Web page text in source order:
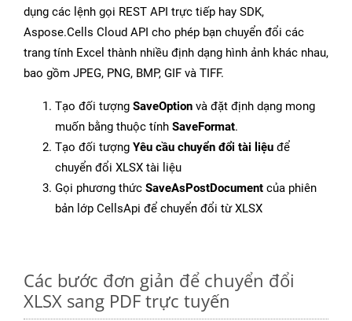
dụng các lệnh gọi REST API trực tiếp hay SDK,
Aspose.Cells Cloud API cho phép bạn chuyển đổi các
trang tính Excel thành nhiều định dạng hình ảnh khác nhau,
bao gồm JPEG, PNG, BMP, GIF và TIFF.
Tạo đối tượng SaveOption và đặt định dạng mong
muốn bằng thuộc tính SaveFormat.
Tạo đối tượng Yêu cầu chuyển đổi tài liệu để
chuyển đổi XLSX tài liệu
Gọi phương thức SaveAsPostDocument của phiên
bản lớp CellsApi để chuyển đổi từ XLSX
Các bước đơn giản để chuyển đổi
XLSX sang PDF trực tuyến